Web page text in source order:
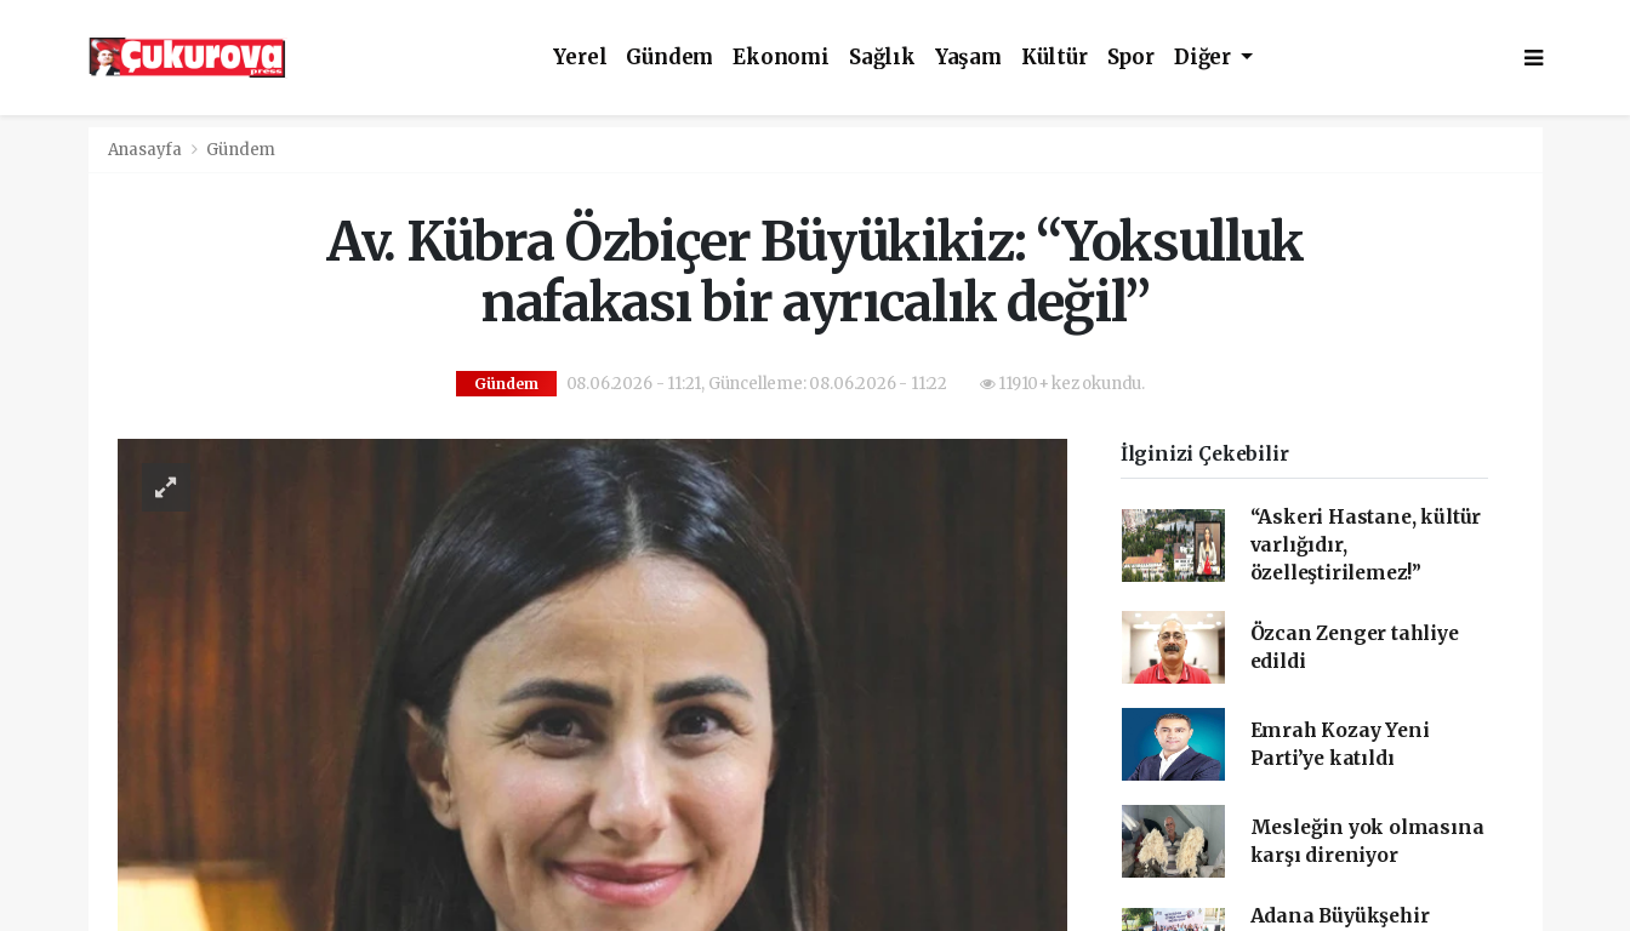
Yerel Gündem Ekonomi Sağlık Yaşam Kültür Spor Diğer
Anasayfa Gündem
Av. Kübra Özbiçer Büyükikiz: “Yoksulluk
nafakası bir ayrıcalık değil”
Gündem 08.06.2026 - 11:21, Güncelleme: 08.06.2026 - 11:22 11910+ kez okundu.
İlginizi Çekebilir
“Askeri Hastane, kültür
varlığıdır,
özelleştirilemez!”
Özcan Zenger tahliye
edildi
Emrah Kozay Yeni
Parti’ye katıldı
Mesleğin yok olmasına
karşı direniyor
Adana Büyükşehir